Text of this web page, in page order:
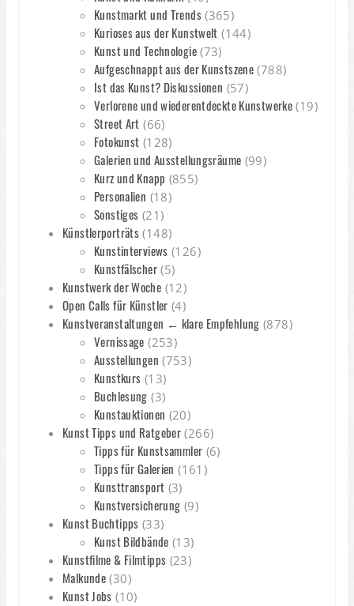
Kunstmarkt und Trends(365)
Kurioses aus der Kunstwelt (144)
Kunst und Technologie(73)
Aufgeschnappt aus der Kunstszene (788)
Ist das Kunst? Diskussionen (57)
Verlorene und wiederentdeckte Kunstwerke (19)
Street Art (66)
Fotokunst (128)
Galerien und Ausstellungsräume (99)
Kurz und Knapp (855)
Personalien (18)
Sonstiges (21)
Künstlerporträts (148)
Kunstinterviews (126)
Kunstfälscher(5)
Kunstwerk der Woche (12)
Open Calls für Künstler (4)
Kunstveranstaltungen ← klare Empfehlung (878)
Vernissage (253)
Ausstellungen (753)
Kunstkurs (13)
Buchlesung (3)
Kunstauktionen (20)
Kunst Tipps und Ratgeber (266)
Tipps für Kunstsammler (6)
Tipps für Galerien (161)
Kunsttransport (3)
Kunstversicherung (9)
Kunst Buchtipps (33)
Kunst Bildbände (13)
Kunstfilme & Filmtipps (23)
Malkunde (30)
Kunst Jobs (10)